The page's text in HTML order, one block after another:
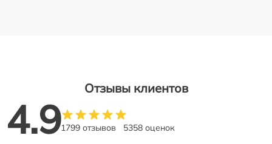
Отзывы клиентов
4.91799 отзывов 5358 оценок